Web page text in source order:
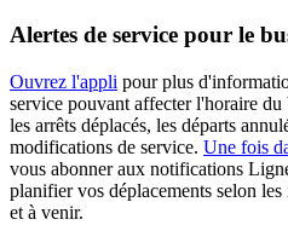
Alertes de service pour le
Ouvrez l'appli pour plus
service pouvant affecter l'horaire
les arrêts déplacés, les départs
modifications de service. Une fois
vous abonner aux notifications
planifier vos déplacements selon
et à venir.